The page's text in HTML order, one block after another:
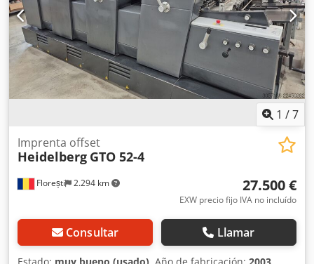
1 /7
Florești 2.294 km
Imprenta offset
Heidelberg GTO 52-4
27.500 €
EXW precio fijo IVA no incluído
Consultar Llamar